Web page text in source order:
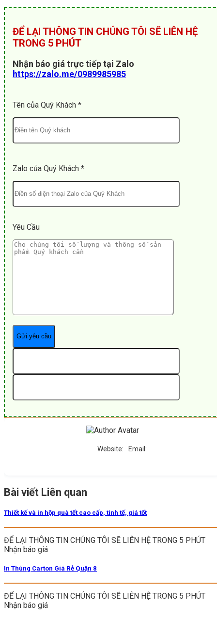
ĐỂ LẠI THÔNG TIN CHÚNG TÔI SẼ LIÊN HỆ
TRONG 5 PHÚT
Nhận báo giá trực tiếp tại Zalo
https://zalo.me/0989985985
Tên của Quý Khách *
Zalo của Quý Khách *
Yêu Cầu
Website: Email:
Bài viết Liên quan
Thiết kế và in hộp quà tết cao cấp, tinh tế, giá tốt
ĐỂ LẠI THÔNG TIN CHÚNG TÔI SẼ LIÊN HỆ TRONG 5 PHÚT
Nhận báo giá
In Thùng Carton Giá Rẻ Quận 8
ĐỂ LẠI THÔNG TIN CHÚNG TÔI SẼ LIÊN HỆ TRONG 5 PHÚT
Nhận báo giá